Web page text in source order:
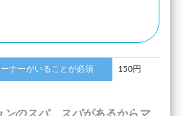
ナーがいることが必須 150円